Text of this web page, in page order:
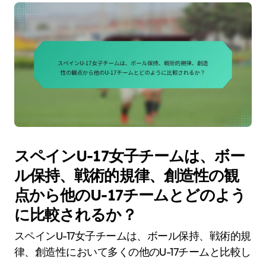
スペインU-17女子チームは、ボー
ル保持、戦術的規律、創造性の観
点から他のU-17チームとどのよう
に比較されるか？
スペインU-17女子チームは、ボール保持、戦術的規
律、創造性において多くの他のU-17チームと比較し